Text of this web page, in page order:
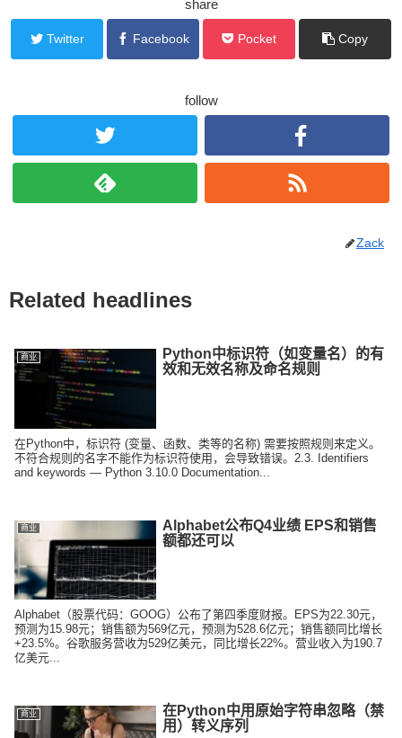
share
Twitter Facebook Pocket Copy
follow
Zack
Related headlines
商业
Python中标识符（如变量名）的有
效和无效名称及命名规则
在Python中，标识符 (变量、函数、类等的名称) 需要按照规则来定义。
不符合规则的名字不能作为标识符使用，会导致错误。2.3. Identifiers
and keywords — Python 3.10.0 Documentation...
商业
Alphabet公布Q4业绩 EPS和销售
额都还可以
Alphabet（股票代码：GOOG）公布了第四季度财报。EPS为22.30元，
预测为15.98元；销售额为569亿元，预测为528.6亿元；销售额同比增长
+23.5%。谷歌服务营收为529亿美元，同比增长22%。营业收入为190.7
亿美元...
商业
在Python中用原始字符串忽略（禁
用）转义序列